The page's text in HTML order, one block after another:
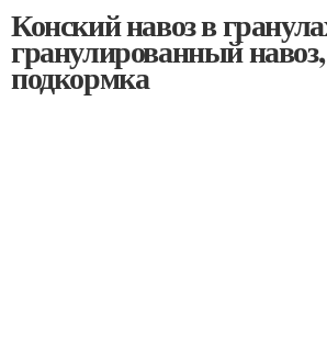
Конский навоз в
гранулированный
подкормка